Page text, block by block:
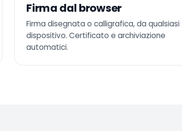
Firma dal browser
Firma disegnata o calligrafica, da qualsiasi
dispositivo. Certificato e archiviazione
automatici.